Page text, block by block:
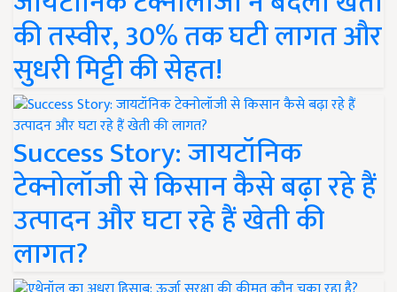
की तस्वीर, 30% तक घटी लागत और
सुधरी मिट्टी की सेहत!
Success Story: जायटॉनिक
टेक्नोलॉजी से किसान कैसे बढ़ा रहे हैं
उत्पादन और घटा रहे हैं खेती की
लागत?